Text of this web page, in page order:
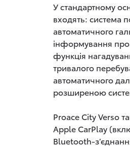
У стандартному
входять: система
автоматичного
інформування про
функція
тривалого
автоматичного
розширеною
Proace City Verso
Apple CarPlay
Bluetooth-